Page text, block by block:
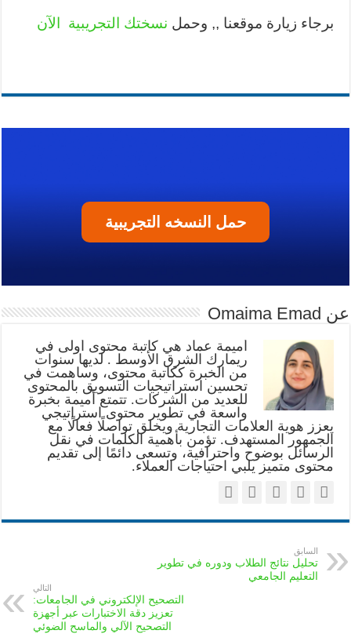
برجاء زيارة موقعنا ,, وحمل نسختك التجريبية الآن
حمل النسخه التجريبية
عن Omaima Emad
أميمة عماد هي كاتبة محتوى أولى في
ريمارك الشرق الأوسط . لديها سنوات
من الخبرة ككاتبة محتوى، وساهمت في
تحسين استراتيجيات التسويق بالمحتوى
للعديد من الشركات. تتمتع أميمة بخبرة
واسعة في تطوير محتوى استراتيجي
يعزز هوية العلامات التجارية ويخلق تواصلًا فعالًا مع
الجمهور المستهدف. تؤمن بأهمية الكلمات في نقل
الرسائل بوضوح واحترافية، وتسعى دائمًا إلى تقديم
محتوى متميز يلبي احتياجات العملاء.
السابق
تحليل نتائج الطلاب ودوره في تطوير
التعليم الجامعي
التالي
التصحيح الإلكتروني في الجامعات:
تعزيز دقة الاختبارات عبر أجهزة
التصحيح الآلي والماسح الضوئي